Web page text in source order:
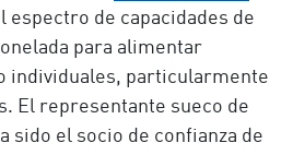
espectro de capacidades de
para alimentar
individuales, particularmente
El representante sueco de
sido el socio de confianza de